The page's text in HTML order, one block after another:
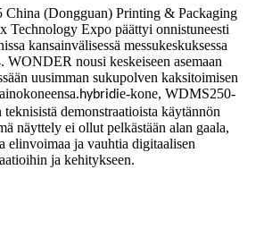
China (Dongguan) Printing & Packaging
Technology Expo päättyi onnistuneesti
kansainvälisessä messukeskuksessa
WONDER nousi keskeiseen asemaan
uusimman sukupolven kaksitoimisen
hybridie-kone, WDMS250-
demonstraatioista käytännön
näyttely ei ollut pelkästään alan gaala,
elinvoimaa ja vauhtia digitaalisen
ja kehitykseen.